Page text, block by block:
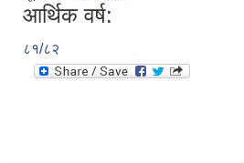
आर्थिक वर्ष:
८१/८२